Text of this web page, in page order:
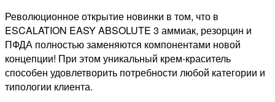
Революционное открытие новинки в том, что в
ESCALATION EASY ABSOLUTE 3 аммиак, резорцин и
ПФДА полностью заменяются компонентами новой
концепции! При этом уникальный крем-краситель
способен удовлетворить потребности любой категории и
типологии клиента.